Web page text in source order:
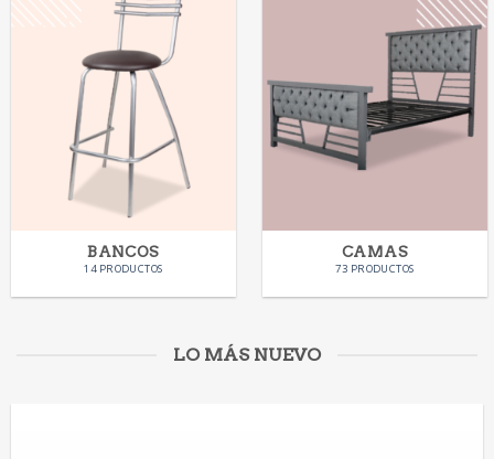
BANCOS
14 PRODUCTOS
CAMAS
73 PRODUCTOS
LO MÁS NUEVO